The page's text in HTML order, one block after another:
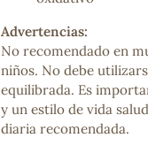
Advertencias:
No recomendado en
niños. No debe
equilibrada. Es
y un estilo de vida
diaria recomendada.